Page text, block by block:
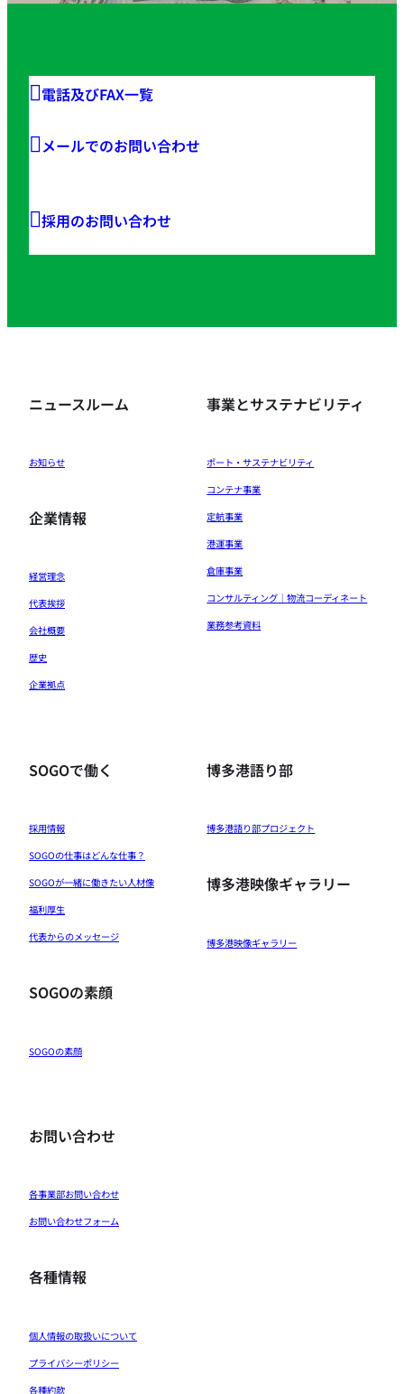
電話及びFAX一覧
メールでのお問い合わせ
採用のお問い合わせ
ニュースルーム
お知らせ
企業情報
経営理念
代表挨拶
会社概要
歴史
企業拠点
事業とサステナビリティ
ポート・サステナビリティ
コンテナ事業
定航事業
港運事業
倉庫事業
コンサルティング｜物流コーディネート
業務参考資料
SOGOで働く
採用情報
SOGOの仕事はどんな仕事？
SOGOが一緒に働きたい人材像
福利厚生
代表からのメッセージ
SOGOの素顔
SOGOの素顔
博多港語り部
博多港語り部プロジェクト
博多港映像ギャラリー
博多港映像ギャラリー
お問い合わせ
各事業部お問い合わせ
お問い合わせフォーム
各種情報
個人情報の取扱いについて
プライバシーポリシー
各種約款